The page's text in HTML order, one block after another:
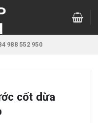
988 552 950
cốt dừa